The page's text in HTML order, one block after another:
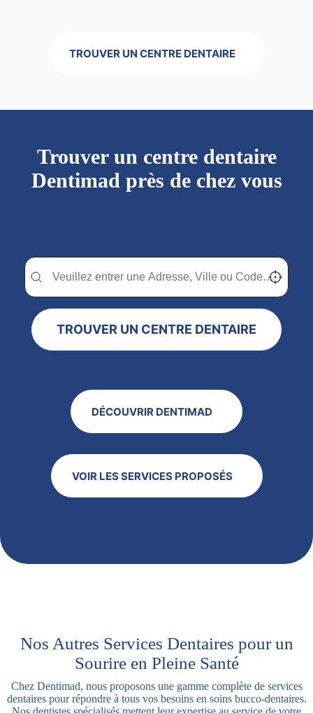
TROUVER UN CENTRE DENTAIRE
Trouver un centre dentaire
Dentimad près de chez vous
Trouver un centre dentaire Dentimad près de
Trouver un centre dentaire Dentimad près de chez vous Localisez-
TROUVER UN CENTRE DENTAIRE
DÉCOUVRIR DENTIMAD
VOIR LES SERVICES PROPOSÉS
Nos Autres Services Dentaires pour un
Sourire en Pleine Santé
Chez Dentimad, nous proposons une gamme complète de services
dentaires pour répondre à tous vos besoins en soins bucco-dentaires.